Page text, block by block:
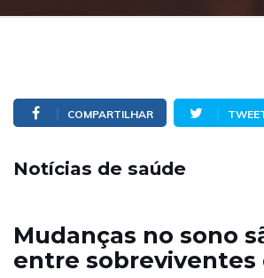
COMPARTILHAR
Notícias de saúde
Mudanças no sono
entre sobreviventes